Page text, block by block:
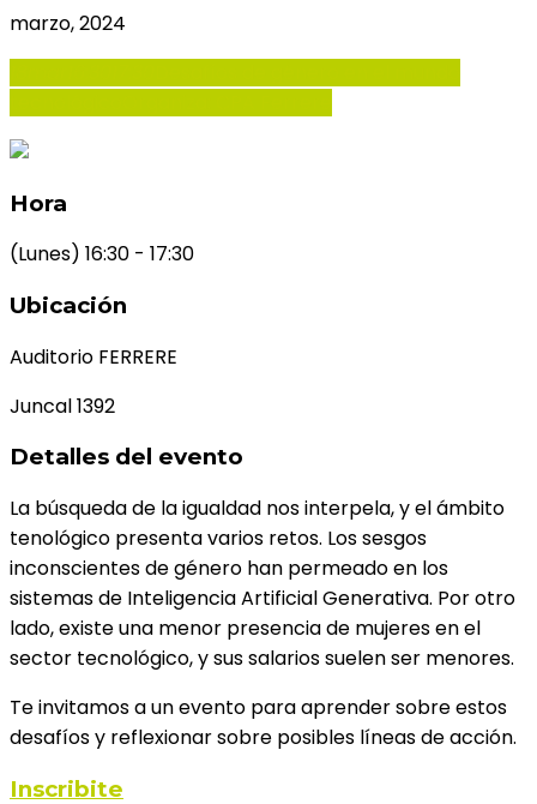
marzo, 2024
Hora
(Lunes) 16:30 - 17:30
Ubicación
Auditorio FERRERE
Juncal 1392
Detalles del evento
La búsqueda de la igualdad nos interpela, y el ámbito
tenológico presenta varios retos. Los sesgos
inconscientes de género han permeado en los
sistemas de Inteligencia Artificial Generativa. Por otro
lado, existe una menor presencia de mujeres en el
sector tecnológico, y sus salarios suelen ser menores.
Te invitamos a un evento para aprender sobre estos
desafíos y reflexionar sobre posibles líneas de acción.
Inscribite